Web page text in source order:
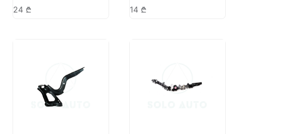
24 ₾ 14 ₾